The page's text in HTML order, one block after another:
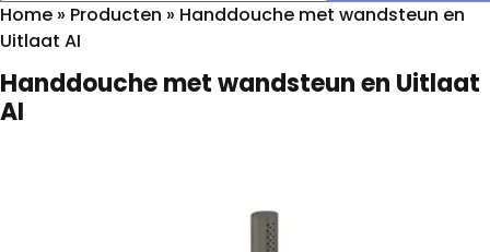
Home » Producten » Handdouche met wandsteun en
Uitlaat AI
Handdouche met wandsteun en Uitlaat
AI